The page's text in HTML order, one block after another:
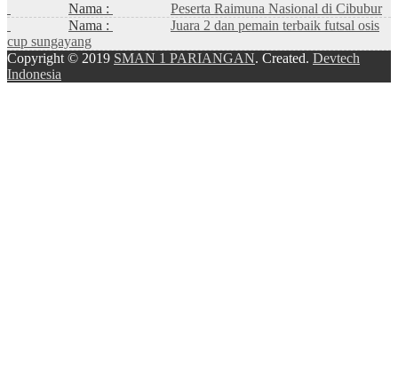
Nama :
Peserta Raimuna Nasional di Cibubur
Nama :
Juara 2 dan pemain terbaik futsal osis
cup sungayang
Copyright © 2019 SMAN 1 PARIANGAN. Created. Devtech
Indonesia